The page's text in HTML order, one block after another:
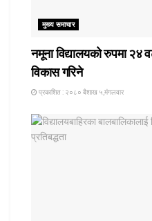
मुख्य समाचार
नमूना विद्यालयको रुपमा २४
विकास गरिने
प्रकाशित : २०८० बैशाख ५,मंगलवार